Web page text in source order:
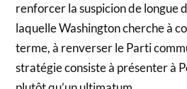
renforcer la suspicion de longue
laquelle Washington cherche à
terme, à renverser le Parti
stratégie consiste à présenter à